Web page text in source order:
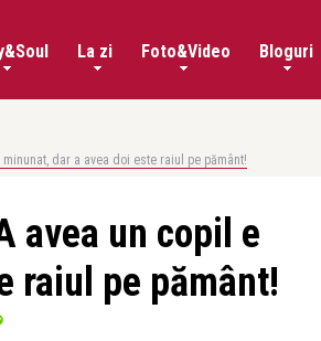
La zi Foto&Video Bloguri
dar a avea doi este raiul pe pământ!
avea un copil e
raiul pe pământ!